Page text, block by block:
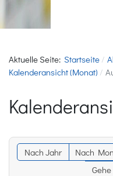
Aktuelle Seite: Startseite
Kalenderansicht (Monat)
Nach Jahr Nach